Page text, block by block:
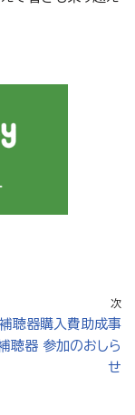
次
聴器購入費助成事
器 参加のおしら
せ